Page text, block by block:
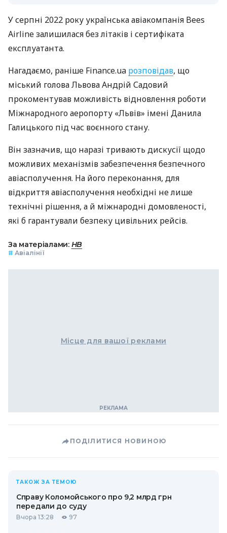
У серпні 2022 року українська авіакомпанія Bees
Airline залишилася без літаків і сертифіката
експлуатанта.
Нагадаємо, раніше Finance.ua розповідав, що
міський голова Львова Андрій Садовий
прокоментував можливість відновлення роботи
Міжнародного аеропорту «Львів» імені Данила
Галицького під час воєнного стану.
Він зазначив, що наразі тривають дискусії щодо
можливих механізмів забезпечення безпечного
авіасполучення. На його переконання, для
відкриття авіасполучення необхідні не лише
технічні рішення, а й міжнародні домовленості,
які б гарантували безпеку цивільних рейсів.
За матеріалами: НВ
# Авіалінії
Місце для вашої реклами
ПОДІЛИТИСЯ НОВИНОЮ
ТАКОЖ ЗА ТЕМОЮ
Справу Коломойського про 9,2 млрд грн
передали до суду
Вчора 13:28 97